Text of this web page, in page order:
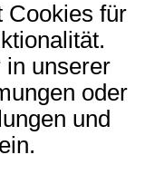
Cookies für
in unserer
oder
und